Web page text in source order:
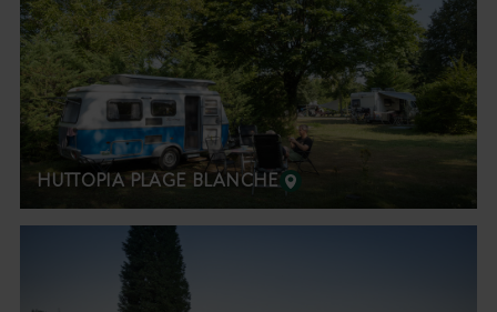
HUTTOPIA PLAGE BLANCHE